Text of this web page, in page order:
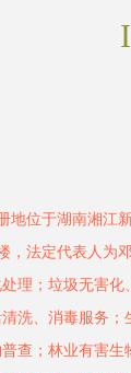
地位于湖南湘江
，法定代表人为
理；垃圾无害化
洗、消毒服务；
查；林业有害生